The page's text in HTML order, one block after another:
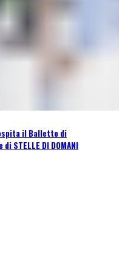
il Balletto di
STELLE DI DOMANI